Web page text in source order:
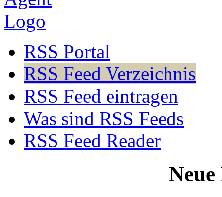
RSS Portal
RSS Feed Verzeichnis
RSS Feed eintragen
Was sind RSS Feeds
RSS Feed Reader
Neue